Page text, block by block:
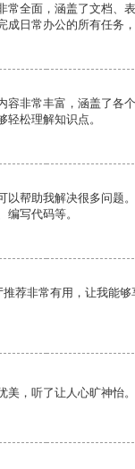
常全面，涵盖了文档、
成日常办公的所有任务，
容非常丰富，涵盖了各
轻松理解知识点。
以帮助我解决很多问题
编写代码等。
荐非常有用，让我能
美，听了让人心旷神怡。